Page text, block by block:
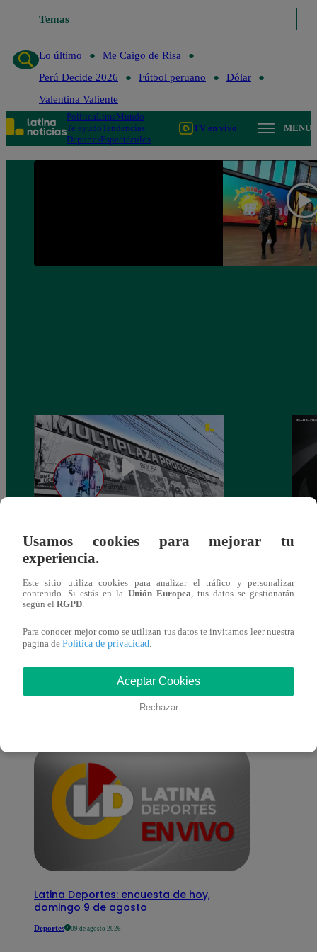
Temas
Lo último
Me Caigo de Risa
Perú Decide 2026
Fútbol peruano
Dólar
Valentina Valiente
PolíticaLimaMundo
Te ayudoTendencias
DeportesEspectáculos
TV en vivo MENÚ
Asesinan a comerciante ferretero dentro de
galería en San Juan de Lurigancho
También te puede
interesar
Latina Deportes: encuesta de hoy,
domingo 9 de agosto
Deportes 09 de agosto 2026
Usamos cookies para mejorar tu
experiencia.
Este sitio utiliza cookies para analizar el tráfico y personalizar
contenido. Si estás en la Unión Europea , tus datos se gestionarán
según el RGPD
Para conocer mejor como se utilizan tus datos te invitamos leer nuestra
pagina de Política de privacidad
Aceptar Cookies
Rechazar